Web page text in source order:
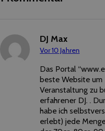
DJ Max
Vor 10 Jahren
Das Portal
beste Website um
Veranstaltung zu
erfahrener DJ. .
habe ich
erlebt) jede